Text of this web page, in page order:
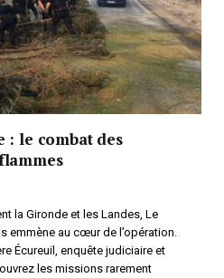
: le combat des
la Gironde et les Landes, Le
emmène au cœur de l’opération.
Écureuil, enquête judiciaire et
les missions rarement